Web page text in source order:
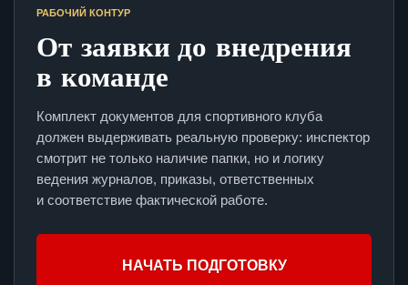
РАБОЧИЙ КОНТУР
От заявки до внедрения
в команде
Комплект документов для спортивного клуба
должен выдерживать реальную проверку: инспектор
смотрит не только наличие папки, но и логику
ведения журналов, приказы, ответственных
и соответствие фактической работе.
НАЧАТЬ ПОДГОТОВКУ